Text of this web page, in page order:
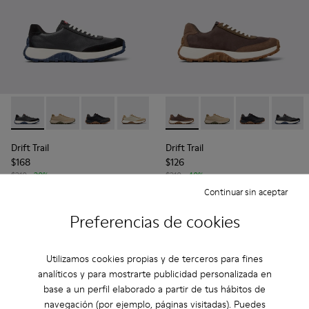
Preferencias de cookies
Utilizamos cookies propias y de terceros para fines
analíticos y para mostrarte publicidad personalizada en
base a un perfil elaborado a partir de tus hábitos de
navegación (por ejemplo, páginas visitadas). Puedes
Continuar sin aceptar
Drift Trail - K100928-024 - Sneakers negras de piel y nobuk
Drift Trail - K100928-026
Drift Trail - K100928-025
Drift Trail - K100928-023
Drift Trail - K100928-021
Drift Trail - K100928-
Drift Trail -
Drift Trail
$168
$210 -20%
Drift Trail - K100928-020 -
Drift Trail - K100928-
Drift Trail -
Drift
Drift Trail
$126
$210 -40%